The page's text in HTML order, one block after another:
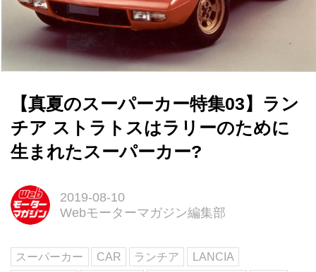
【真夏のスーパーカー特集03】ラン
チア ストラトスはラリーのために
生まれたスーパーカー?
2019-08-10
Webモーターマガジン編集部
スーパーカー CAR ランチア
LANCIA